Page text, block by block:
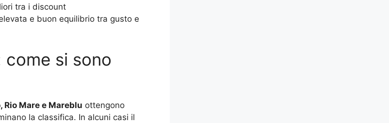
tra i discount
e buon equilibrio tra gusto e
si sono
Rio Mare e Mareblu ottengono
la classifica. In alcuni casi il